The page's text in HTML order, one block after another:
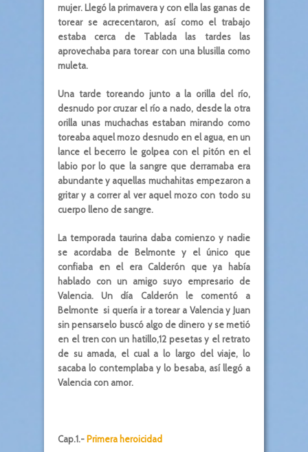
mujer. Llegó la primavera y con ella las ganas de
torear se acrecentaron, así como el trabajo
estaba cerca de Tablada las tardes las
aprovechaba para torear con una blusilla como
muleta.
Una tarde toreando junto a la orilla del río,
desnudo por cruzar el río a nado, desde la otra
orilla unas muchachas estaban mirando como
toreaba aquel mozo desnudo en el agua, en un
lance el becerro le golpea con el pitón en el
labio por lo que la sangre que derramaba era
abundante y aquellas muchahitas empezaron a
gritar y a correr al ver aquel mozo con todo su
cuerpo lleno de sangre.
La temporada taurina daba comienzo y nadie
se acordaba de Belmonte y el único que
confiaba en el era Calderón que ya había
hablado con un amigo suyo empresario de
Valencia. Un día Calderón le comentó a
Belmonte si quería ir a torear a Valencia y Juan
sin pensarselo buscó algo de dinero y se metió
en el tren con un hatillo,12 pesetas y el retrato
de su amada, el cual a lo largo del viaje, lo
sacaba lo contemplaba y lo besaba, así llegó a
Valencia con amor.
Cap.1.- Primera heroicidad